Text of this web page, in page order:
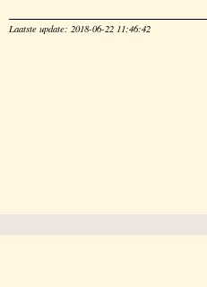
Laatste update: 2018-06-22 11:46:42